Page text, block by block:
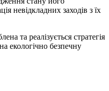
невідкладних заходів з їх
та реалізується стратегія
екологічно безпечну